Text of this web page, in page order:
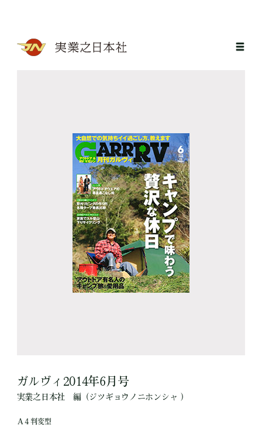
ガルヴィ2014年6月号
実業之日本社 編（ジツギョウノニホンシャ ）
Ａ４判変型